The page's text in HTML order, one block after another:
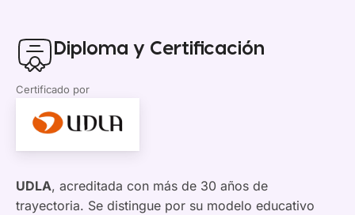
Diploma y Certificación
Certificado por
UDLA, acreditada con más de 30 años de
trayectoria. Se distingue por su modelo educativo